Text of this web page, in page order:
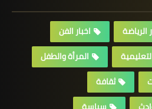
الرياضة
اخبار الفن
المرأة والطفل
ثقافة